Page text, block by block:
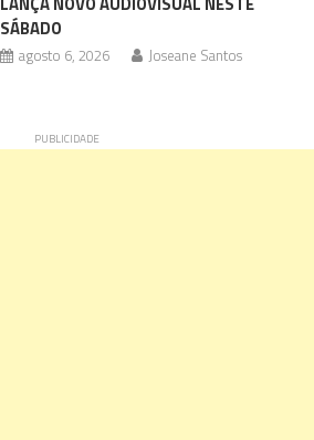
SÁBADO
agosto 6, 2026 Joseane Santos